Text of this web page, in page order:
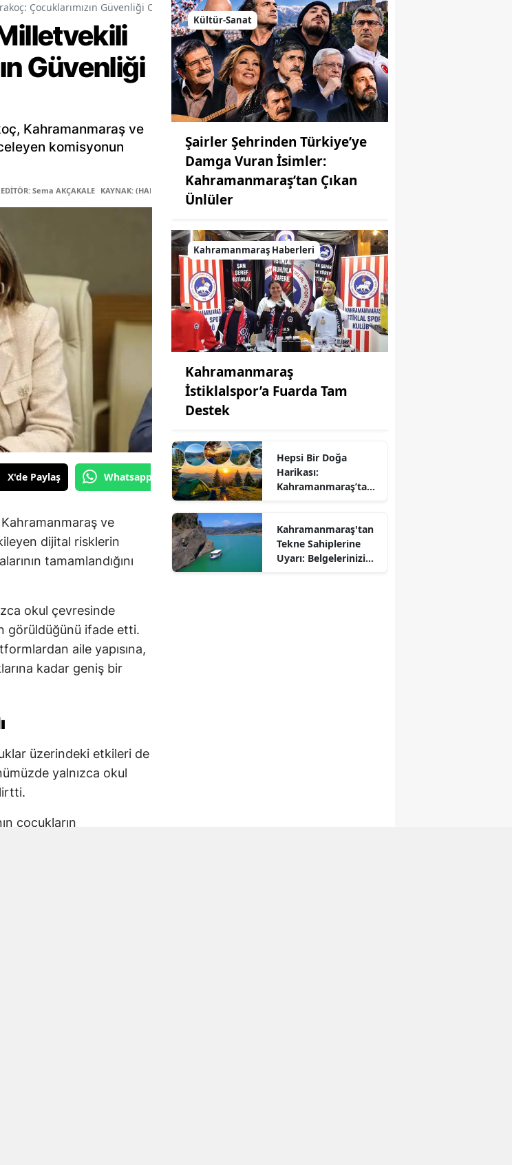
Çocuklarımızın Güvenliği Ortak Vazifemiz
Güvenliği
Kahramanmaraş ve
komisyonun
EDİTÖR: Sema AKÇAKALE KAYNAK: (HABER MERKEZİ) MUHABİR: Elife Karaarslan
X'de Paylaş Whatsapp'tan Gönder
ve
dijital risklerin
tamamlandığını
okul çevresinde
görüldüğünü ifade etti.
aile yapısına,
kadar geniş bir
üzerindeki etkileri de
yalnızca okul
çocukların
Kültür-Sanat
Şairler Şehrinden Türkiye’ye
Damga Vuran İsimler:
Kahramanmaraş’tan Çıkan
Ünlüler
Kahramanmaraş Haberleri
Kahramanmaraş
İstiklalspor’a Fuarda Tam
Destek
Hepsi Bir Doğa
Harikası:
Kahramanmaraş’ta
Güzel Alanlar
Kahramanmaraş'tan
Tekne Sahiplerine
Uyarı: Belgelerinizi